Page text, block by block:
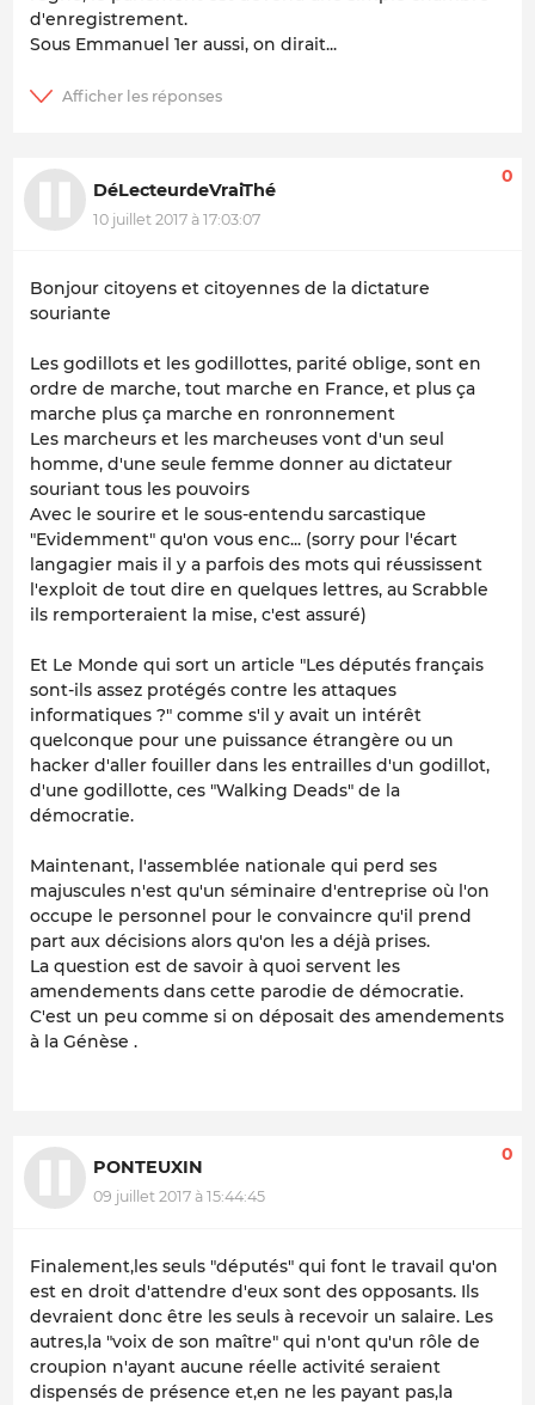
d'enregistrement.
Sous Emmanuel 1er aussi, on dirait...
DéLecteurdeVraiThé
10 juillet 2017 à 17:03:07
0
Bonjour citoyens et citoyennes de la dictature
souriante
Les godillots et les godillottes, parité oblige, sont en
ordre de marche, tout marche en France, et plus ça
marche plus ça marche en ronronnement
Les marcheurs et les marcheuses vont d'un seul
homme, d'une seule femme donner au dictateur
souriant tous les pouvoirs
Avec le sourire et le sous-entendu sarcastique
"Evidemment" qu'on vous enc... (sorry pour l'écart
langagier mais il y a parfois des mots qui réussissent
l'exploit de tout dire en quelques lettres, au Scrabble
ils remporteraient la mise, c'est assuré)
Et Le Monde qui sort un article "Les députés français
sont-ils assez protégés contre les attaques
informatiques ?" comme s'il y avait un intérêt
quelconque pour une puissance étrangère ou un
hacker d'aller fouiller dans les entrailles d'un godillot,
d'une godillotte, ces "Walking Deads" de la
démocratie.
Maintenant, l'assemblée nationale qui perd ses
majuscules n'est qu'un séminaire d'entreprise où l'on
occupe le personnel pour le convaincre qu'il prend
part aux décisions alors qu'on les a déjà prises.
La question est de savoir à quoi servent les
amendements dans cette parodie de démocratie.
C'est un peu comme si on déposait des amendements
à la Génèse .
PONTEUXIN
09 juillet 2017 à 15:44:45
0
Finalement,les seuls "députés" qui font le travail qu'on
est en droit d'attendre d'eux sont des opposants. Ils
devraient donc être les seuls à recevoir un salaire. Les
autres,la "voix de son maître" qui n'ont qu'un rôle de
croupion n'ayant aucune réelle activité seraient
dispensés de présence et,en ne les payant pas,la